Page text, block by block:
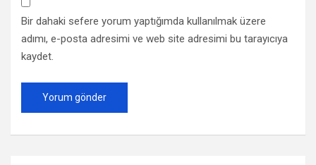
Bir dahaki sefere yorum yaptığımda kullanılmak üzere
adımı, e-posta adresimi ve web site adresimi bu tarayıcıya
kaydet.